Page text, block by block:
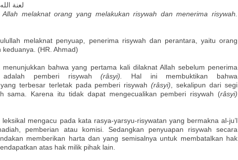
لعنة
Allah melaknat orang yang melakukan risywah dan menerima risywah.
melaknat penyuap, penerima risywah dan perantara, yaitu orang
(HR. Ahmad)
menunjukkan bahwa yang pertama kali dilaknat Allah sebelum penerima
pemberi risywah(râsyi).
Hal ini membuktikan bahwa
terbesar terletak pada pemberi risywah (râsyi) , sekalipun dari segi
sama. Karena itu tidak dapat mengecualikan pemberi risywah (râsyi)
mengacu pada kata rasya-yarsyu-risywatan yang bermakna al-ju’l
pemberian atau komisi. Sedangkan penyuapan risywah secara
memberikan harta dan yang semisalnya untuk membatalkan hak
atas hak milik pihak lain.